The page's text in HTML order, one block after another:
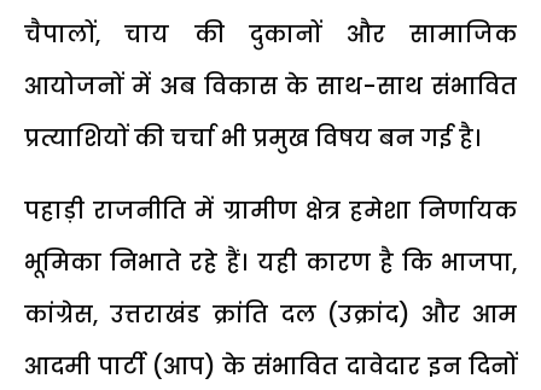
चैपालों, चाय की दुकानों और सामाजिक
आयोजनों में अब विकास के साथ-साथ संभावित
प्रत्याशियों की चर्चा भी प्रमुख विषय बन गई है।
पहाड़ी राजनीति में ग्रामीण क्षेत्र हमेशा निर्णायक
भूमिका निभाते रहे हैं। यही कारण है कि भाजपा,
कांग्रेस, उत्तराखंड क्रांति दल (उक्रांद) और आम
आदमी पार्टी (आप) के संभावित दावेदार इन दिनों